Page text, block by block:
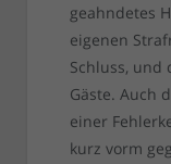
geahndetes
eigenen
Schluss, und
Gäste. Auch
einer
kurz vorm